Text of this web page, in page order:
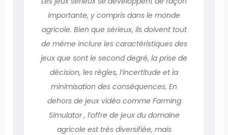
importante, y compris dans le monde
agricole. Bien que sérieux, ils doivent tout
de même inclure les caractéristiques des
jeux que sont le second degré, la prise de
décision, les règles, l’incertitude et la
minimisation des conséquences. En
dehors de jeux vidéo comme Farming
Simulator , l’offre de jeux du domaine
agricole est très diversifiée, mais